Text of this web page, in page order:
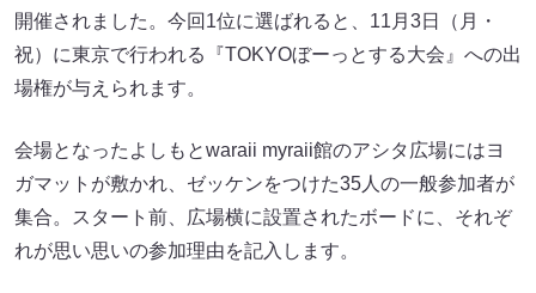
開催されました。今回1位に選ばれると、11月3日（月・
祝）に東京で行われる『TOKYOぼーっとする大会』への出
場権が与えられます。
会場となったよしもとwaraii myraii館のアシタ広場にはヨ
ガマットが敷かれ、ゼッケンをつけた35人の一般参加者が
集合。スタート前、広場横に設置されたボードに、それぞ
れが思い思いの参加理由を記入します。